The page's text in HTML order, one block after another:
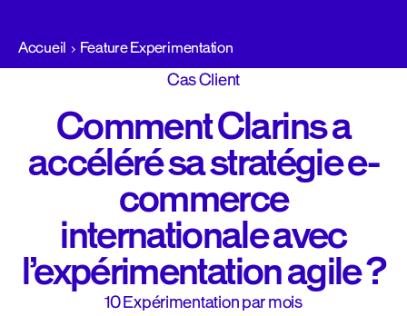
Accueil Feature Experimentation
Cas Client
Comment Clarins a
accéléré sa stratégie e-
commerce
internationale avec
l’expérimentation agile ?
10Expérimentation par mois